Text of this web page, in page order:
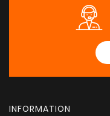
INFORMATION